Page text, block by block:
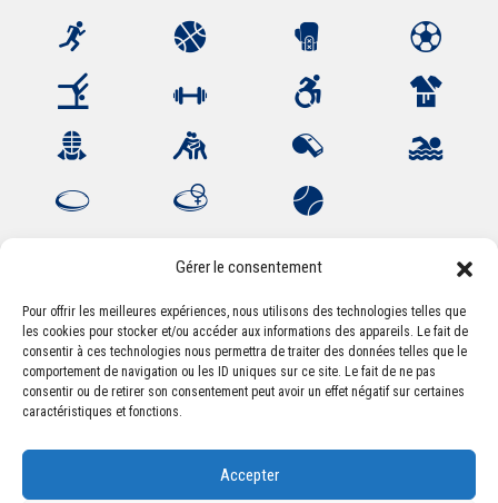
Gérer le consentement
Pour offrir les meilleures expériences, nous utilisons des technologies telles que
les cookies pour stocker et/ou accéder aux informations des appareils. Le fait de
consentir à ces technologies nous permettra de traiter des données telles que le
comportement de navigation ou les ID uniques sur ce site. Le fait de ne pas
consentir ou de retirer son consentement peut avoir un effet négatif sur certaines
caractéristiques et fonctions.
Accepter
Association Sportive Montferrandaise
84, boulevard Léon Jouhaux
CS 80221 - 63021 Clermont-Ferrand Cedex 2
accueil@asm-omnisports.com